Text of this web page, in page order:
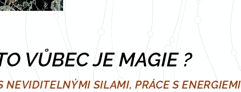
VŮBEC JE MAGIE ?
NEVIDITELNÝMI SILAMI, PRÁCE S ENERGIEMI